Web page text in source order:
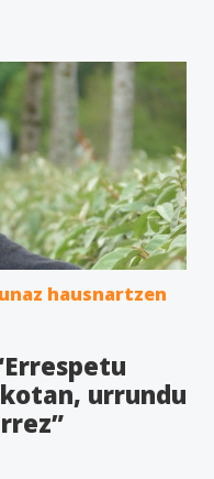
hausnartzen
urrundu